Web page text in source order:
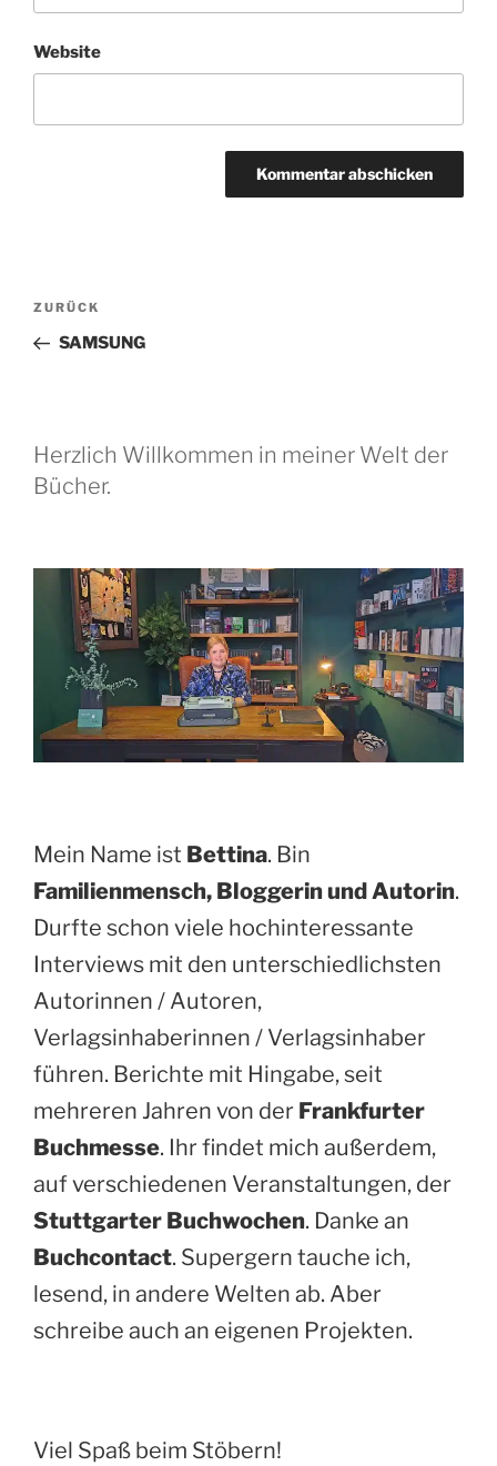
Website
Beitragsnavigation
Vorheriger
Beitrag
ZURÜCK
SAMSUNG
Herzlich Willkommen in meiner Welt der
Bücher.
Mein Name ist Bettina. Bin
Familienmensch, Bloggerin und Autorin.
Durfte schon viele hochinteressante
Interviews mit den unterschiedlichsten
Autorinnen / Autoren,
Verlagsinhaberinnen / Verlagsinhaber
führen. Berichte mit Hingabe, seit
mehreren Jahren von der Frankfurter
Buchmesse. Ihr findet mich außerdem,
auf verschiedenen Veranstaltungen, der
Stuttgarter Buchwochen. Danke an
Buchcontact. Supergern tauche ich,
lesend, in andere Welten ab. Aber
schreibe auch an eigenen Projekten.
Viel Spaß beim Stöbern!